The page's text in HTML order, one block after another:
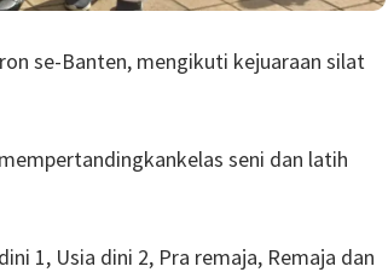
se-Banten, mengikuti kejuaraan silat
seni dan latih
1, Usia dini 2, Pra remaja, Remaja dan